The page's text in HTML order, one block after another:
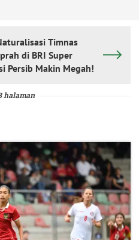
Timnas
di BRI Super
Persib Makin Megah!
halaman